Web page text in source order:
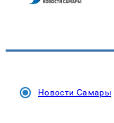
Новости Самары